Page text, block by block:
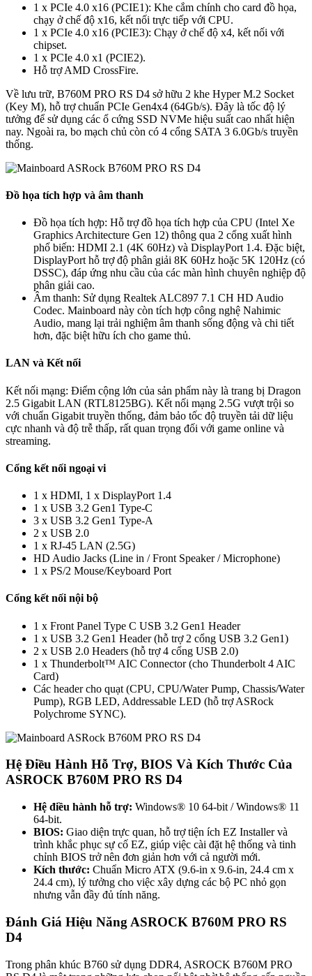
1 x PCIe 4.0 x16 (PCIE1): Khe cắm chính cho card đồ họa,
chạy ở chế độ x16, kết nối trực tiếp với CPU.
1 x PCIe 4.0 x16 (PCIE3): Chạy ở chế độ x4, kết nối với
chipset.
1 x PCIe 4.0 x1 (PCIE2).
Hỗ trợ AMD CrossFire.
Về lưu trữ, B760M PRO RS D4 sở hữu 2 khe Hyper M.2 Socket
(Key M), hỗ trợ chuẩn PCIe Gen4x4 (64Gb/s). Đây là tốc độ lý
tưởng để sử dụng các ổ cứng SSD NVMe hiệu suất cao nhất hiện
nay. Ngoài ra, bo mạch chủ còn có 4 cổng SATA 3 6.0Gb/s truyền
thống.
Đồ họa tích hợp và âm thanh
Đồ họa tích hợp: Hỗ trợ đồ họa tích hợp của CPU (Intel Xe
Graphics Architecture Gen 12) thông qua 2 cổng xuất hình
phổ biến: HDMI 2.1 (4K 60Hz) và DisplayPort 1.4. Đặc biệt,
DisplayPort hỗ trợ độ phân giải 8K 60Hz hoặc 5K 120Hz (có
DSSC), đáp ứng nhu cầu của các màn hình chuyên nghiệp độ
phân giải cao.
Âm thanh: Sử dụng Realtek ALC897 7.1 CH HD Audio
Codec. Mainboard này còn tích hợp công nghệ Nahimic
Audio, mang lại trải nghiệm âm thanh sống động và chi tiết
hơn, đặc biệt hữu ích cho game thủ.
LAN và Kết nối
Kết nối mạng: Điểm cộng lớn của sản phẩm này là trang bị Dragon
2.5 Gigabit LAN (RTL8125BG). Kết nối mạng 2.5G vượt trội so
với chuẩn Gigabit truyền thống, đảm bảo tốc độ truyền tải dữ liệu
cực nhanh và độ trễ thấp, rất quan trọng đối với game online và
streaming.
Cổng kết nối ngoại vi
1 x HDMI, 1 x DisplayPort 1.4
1 x USB 3.2 Gen1 Type-C
3 x USB 3.2 Gen1 Type-A
2 x USB 2.0
1 x RJ-45 LAN (2.5G)
HD Audio Jacks (Line in / Front Speaker / Microphone)
1 x PS/2 Mouse/Keyboard Port
Cổng kết nối nội bộ
1 x Front Panel Type C USB 3.2 Gen1 Header
1 x USB 3.2 Gen1 Header (hỗ trợ 2 cổng USB 3.2 Gen1)
2 x USB 2.0 Headers (hỗ trợ 4 cổng USB 2.0)
1 x Thunderbolt™ AIC Connector (cho Thunderbolt 4 AIC
Card)
Các header cho quạt (CPU, CPU/Water Pump, Chassis/Water
Pump), RGB LED, Addressable LED (hỗ trợ ASRock
Polychrome SYNC).
Hệ Điều Hành Hỗ Trợ, BIOS Và Kích Thước Của
ASROCK B760M PRO RS D4
Hệ điều hành hỗ trợ: Windows® 10 64-bit / Windows® 11
64-bit.
BIOS: Giao diện trực quan, hỗ trợ tiện ích EZ Installer và
trình khắc phục sự cố EZ, giúp việc cài đặt hệ thống và tinh
chỉnh BIOS trở nên đơn giản hơn với cả người mới.
Kích thước: Chuẩn Micro ATX (9.6-in x 9.6-in, 24.4 cm x
24.4 cm), lý tưởng cho việc xây dựng các bộ PC nhỏ gọn
nhưng vẫn đầy đủ tính năng.
Đánh Giá Hiệu Năng ASROCK B760M PRO RS
D4
Trong phân khúc B760 sử dụng DDR4, ASROCK B760M PRO